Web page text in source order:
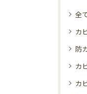
全
カ
防
カ
カ